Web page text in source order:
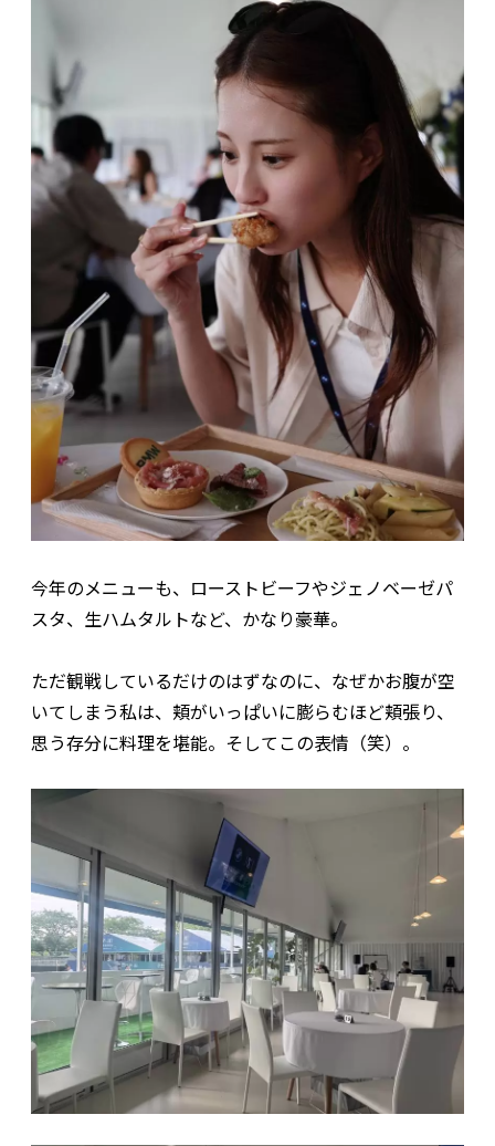
今年のメニューも、ローストビーフやジェノベーゼパ
スタ、生ハムタルトなど、かなり豪華。
ただ観戦しているだけのはずなのに、なぜかお腹が空
いてしまう私は、頬がいっぱいに膨らむほど頬張り、
思う存分に料理を堪能。そしてこの表情（笑）。